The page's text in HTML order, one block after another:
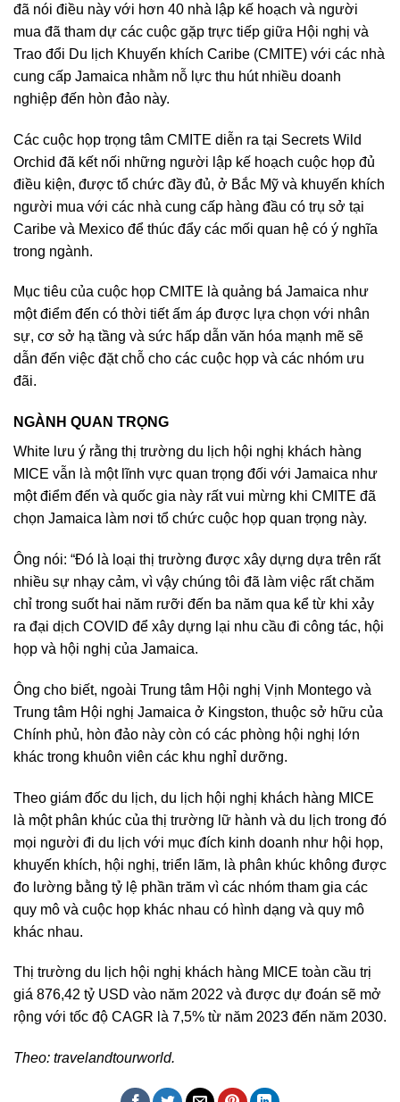
đã nói điều này với hơn 40 nhà lập kế hoạch và người
mua đã tham dự các cuộc gặp trực tiếp giữa Hội nghị và
Trao đổi Du lịch Khuyến khích Caribe (CMITE) với các nhà
cung cấp Jamaica nhằm nỗ lực thu hút nhiều doanh
nghiệp đến hòn đảo này.
Các cuộc họp trọng tâm CMITE diễn ra tại Secrets Wild
Orchid đã kết nối những người lập kế hoạch cuộc họp đủ
điều kiện, được tổ chức đầy đủ, ở Bắc Mỹ và khuyến khích
người mua với các nhà cung cấp hàng đầu có trụ sở tại
Caribe và Mexico để thúc đẩy các mối quan hệ có ý nghĩa
trong ngành.
Mục tiêu của cuộc họp CMITE là quảng bá Jamaica như
một điểm đến có thời tiết ấm áp được lựa chọn với nhân
sự, cơ sở hạ tầng và sức hấp dẫn văn hóa mạnh mẽ sẽ
dẫn đến việc đặt chỗ cho các cuộc họp và các nhóm ưu
đãi.
NGÀNH QUAN TRỌNG
White lưu ý rằng thị trường du lịch hội nghị khách hàng
MICE vẫn là một lĩnh vực quan trọng đối với Jamaica như
một điểm đến và quốc gia này rất vui mừng khi CMITE đã
chọn Jamaica làm nơi tổ chức cuộc họp quan trọng này.
Ông nói: “Đó là loại thị trường được xây dựng dựa trên rất
nhiều sự nhạy cảm, vì vậy chúng tôi đã làm việc rất chăm
chỉ trong suốt hai năm rưỡi đến ba năm qua kể từ khi xảy
ra đại dịch COVID để xây dựng lại nhu cầu đi công tác, hội
họp và hội nghị của Jamaica.
Ông cho biết, ngoài Trung tâm Hội nghị Vịnh Montego và
Trung tâm Hội nghị Jamaica ở Kingston, thuộc sở hữu của
Chính phủ, hòn đảo này còn có các phòng hội nghị lớn
khác trong khuôn viên các khu nghỉ dưỡng.
Theo giám đốc du lịch, du lịch hội nghị khách hàng MICE
là một phân khúc của thị trường lữ hành và du lịch trong đó
mọi người đi du lịch với mục đích kinh doanh như hội họp,
khuyến khích, hội nghị, triển lãm, là phân khúc không được
đo lường bằng tỷ lệ phần trăm vì các nhóm tham gia các
quy mô và cuộc họp khác nhau có hình dạng và quy mô
khác nhau.
Thị trường du lịch hội nghị khách hàng MICE toàn cầu trị
giá 876,42 tỷ USD vào năm 2022 và được dự đoán sẽ mở
rộng với tốc độ CAGR là 7,5% từ năm 2023 đến năm 2030.
Theo: travelandtourworld.